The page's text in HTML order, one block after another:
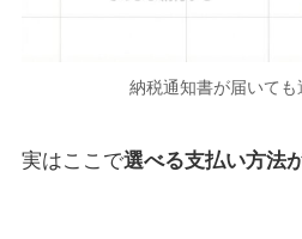
納税通知書が届いて
実はここで選べる支払い方法